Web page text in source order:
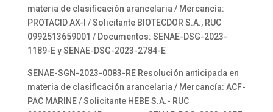
materia de clasificación arancelaria / Mercancía:
PROTACID AX-I / Solicitante BIOTECDOR S.A., RUC
0992513659001 / Documentos: SENAE-DSG-2023-
1189-E y SENAE-DSG-2023-2784-E
SENAE-SGN-2023-0083-RE Resolución anticipada en
materia de clasificación arancelaria / Mercancía: ACF-
PAC MARINE / Solicitante HEBE S.A.- RUC